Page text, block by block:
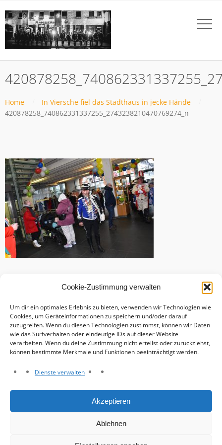
Cookie-Zustimmung verwalten
Um dir ein optimales Erlebnis zu bieten, verwenden wir Technologien wie
Cookies, um Geräteinformationen zu speichern und/oder darauf
zuzugreifen. Wenn du diesen Technologien zustimmst, können wir Daten
wie das Surfverhalten oder eindeutige IDs auf dieser Website
verarbeiten. Wenn du deine Zustimmung nicht erteilst oder zurückziehst,
können bestimmte Merkmale und Funktionen beeinträchtigt werden.
Dienste verwalten
Akzeptieren
Ablehnen
Home
In Viersche fiel das Stadthaus in jecke Hände
420878258_740862331337255_2743238210470769274_n